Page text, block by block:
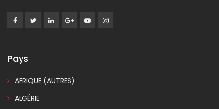
Pays
AFRIQUE (AUTRES)
ALGÉRIE